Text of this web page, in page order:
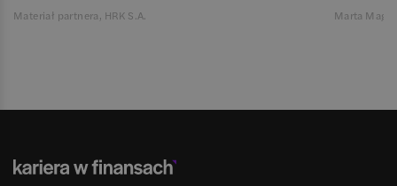
Materiał partnera, HRK S.A. Marta